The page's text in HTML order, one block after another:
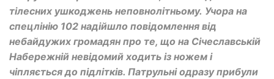
тілесних ушкоджень неповнолітньому. Учора на
спецлінію 102 надійшло повідомлення від
небайдужих громадян про те, що на Січеславській
Набережній невідомий ходить із ножем і
чіпляється до підлітків. Патрульні одразу прибули